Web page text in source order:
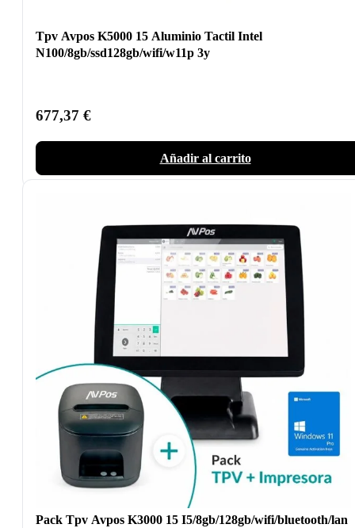
Tpv Avpos K5000 15 Aluminio Tactil Intel
N100/8gb/ssd128gb/wifi/w11p 3y
677,37 €
Añadir al carrito
Pack Tpv Avpos K3000 15 I5/8gb/128gb/wifi/bluetooth/lan